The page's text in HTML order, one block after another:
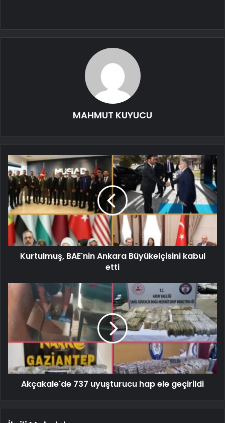
MAHMUT KUYUCU
Kurtulmuş, BAE'nin Ankara Büyükelçisini kabul
etti
Akçakale'de 737 uyuşturucu hap ele geçirildi